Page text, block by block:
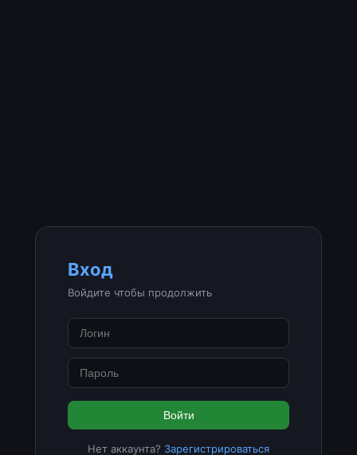
Вход
Войдите чтобы продолжить
Войти
Нет аккаунта? Зарегистрироваться